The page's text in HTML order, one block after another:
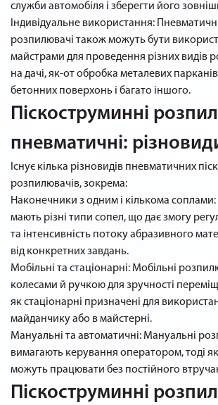
служби автомобіля і зберегти його
Індивідуальне використання:
розпилювачі також можуть бути
майстрами для проведення різних видів
на дачі, як-от обробка металевих
бетонних поверхонь і багато іншого.
Піскоструминні
пневматичні:
Існує кілька різновидів пневматичних
розпилювачів, зокрема:
Наконечники з одним і кількома соплами:
мають різні типи сопел, що дає змогу
та інтенсивність потоку абразивного
від конкретних завдань.
Мобільні та стаціонарні: Мобільні
колесами й ручкою для зручності
як стаціонарні призначені для
майданчику або в майстерні.
Мануальні та автоматичні: Мануальні
вимагають керування оператором, тоді
можуть працювати без постійного
Піскоструминні